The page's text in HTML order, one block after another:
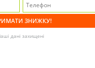
дані захищені